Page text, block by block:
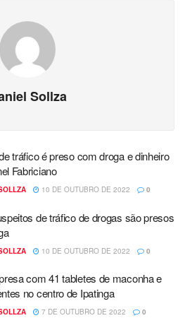
Sollza
tráfico é preso com droga e dinheiro
Fabriciano
10 DE OUTUBRO DE 2022 0
de tráfico de drogas são presos
10 DE OUTUBRO DE 2022 0
com 41 tabletes de maconha e
no centro de Ipatinga
7 DE OUTUBRO DE 2022 0